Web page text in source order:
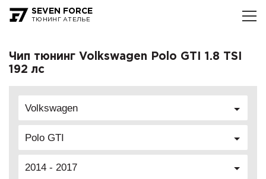
SEVEN FORCE
ТЮНИНГ АТЕЛЬЕ
Чип тюнинг Volkswagen Polo GTI 1.8 TSI
192 лс
Volkswagen
Polo GTI
2014 - 2017